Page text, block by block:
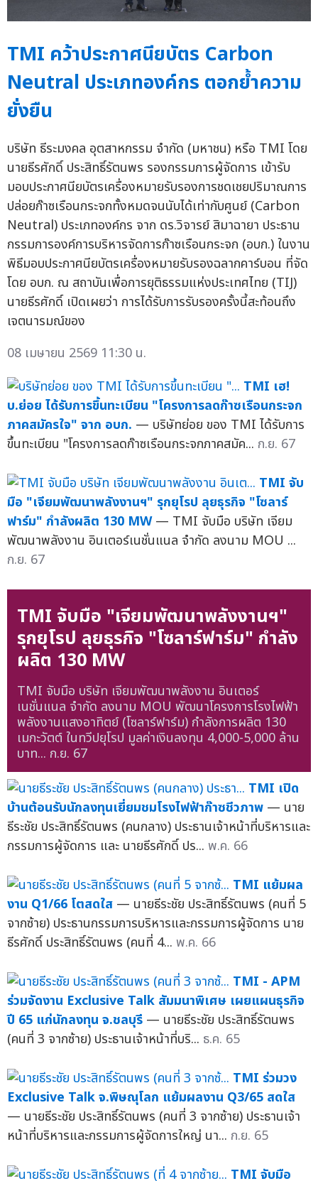
TMI คว้าประกาศนียบัตร Carbon
Neutral ประเภทองค์กร ตอกย้ำความ
ยั่งยืน
บริษัท ธีระมงคล อุตสาหกรรม จำกัด (มหาชน) หรือ TMI โดย
นายธีรศักดิ์ ประสิทธิ์รัตนพร รองกรรมการผู้จัดการ เข้ารับ
มอบประกาศนียบัตรเครื่องหมายรับรองการชดเชยปริมาณการ
ปล่อยก๊าซเรือนกระจกทั้งหมดจนนับได้เท่ากับศูนย์ (Carbon
Neutral) ประเภทองค์กร จาก ดร.วิจารย์ สิมาฉายา ประธาน
กรรมการองค์การบริหารจัดการก๊าซเรือนกระจก (อบก.) ในงาน
พิธีมอบประกาศนียบัตรเครื่องหมายรับรองฉลากคาร์บอน ที่จัด
โดย อบก. ณ สถาบันเพื่อการยุติธรรมแห่งประเทศไทย (TIJ)
นายธีรศักดิ์ เปิดเผยว่า การได้รับการรับรองครั้งนี้สะท้อนถึง
เจตนารมณ์ของ
08 เมษายน 2569 11:30 น.
TMI เฮ!
บ.ย่อย ได้รับการขึ้นทะเบียน "โครงการลดก๊าซเรือนกระจก
ภาคสมัครใจ" จาก อบก. — บริษัทย่อย ของ TMI ได้รับการ
ขึ้นทะเบียน "โครงการลดก๊าซเรือนกระจกภาคสมัค... ก.ย. 67
TMI จับ
มือ "เจียมพัฒนาพลังงานฯ" รุกยุโรป ลุยธุรกิจ "โซลาร์
ฟาร์ม" กำลังผลิต 130 MW — TMI จับมือ บริษัท เจียม
พัฒนาพลังงาน อินเตอร์เนชั่นแนล จำกัด ลงนาม MOU ...
ก.ย. 67
TMI จับมือ "เจียมพัฒนาพลังงานฯ"
รุกยุโรป ลุยธุรกิจ "โซลาร์ฟาร์ม" กำลัง
ผลิต 130 MW
TMI จับมือ บริษัท เจียมพัฒนาพลังงาน อินเตอร์
เนชั่นแนล จำกัด ลงนาม MOU พัฒนาโครงการโรงไฟฟ้า
พลังงานแสงอาทิตย์ (โซลาร์ฟาร์ม) กำลังการผลิต 130
เมกะวัตต์ ในทวีปยุโรป มูลค่าเงินลงทุน 4,000-5,000 ล้าน
บาท... ก.ย. 67
TMI เปิด
บ้านต้อนรับนักลงทุนเยี่ยมชมโรงไฟฟ้าก๊าซชีวภาพ — นาย
ธีระชัย ประสิทธิ์รัตนพร (คนกลาง) ประธานเจ้าหน้าที่บริหารและ
กรรมการผู้จัดการ และ นายธีรศักดิ์ ปร... พ.ค. 66
TMI แย้มผล
งาน Q1/66 โตสดใส — นายธีระชัย ประสิทธิ์รัตนพร (คนที่ 5
จากซ้าย) ประธานกรรมการบริหารและกรรมการผู้จัดการ นาย
ธีรศักดิ์ ประสิทธิ์รัตนพร (คนที่ 4... พ.ค. 66
TMI - APM
ร่วมจัดงาน Exclusive Talk สัมมนาพิเศษ เผยแผนธุรกิจ
ปี 65 แก่นักลงทุน จ.ชลบุรี — นายธีระชัย ประสิทธิ์รัตนพร
(คนที่ 3 จากซ้าย) ประธานเจ้าหน้าที่บริ... ธ.ค. 65
TMI ร่วมวง
Exclusive Talk จ.พิษณุโลก แย้มผลงาน Q3/65 สดใส
— นายธีระชัย ประสิทธิ์รัตนพร (คนที่ 3 จากซ้าย) ประธานเจ้า
หน้าที่บริหารและกรรมการผู้จัดการใหญ่ นา... ก.ย. 65
TMI จับมือ